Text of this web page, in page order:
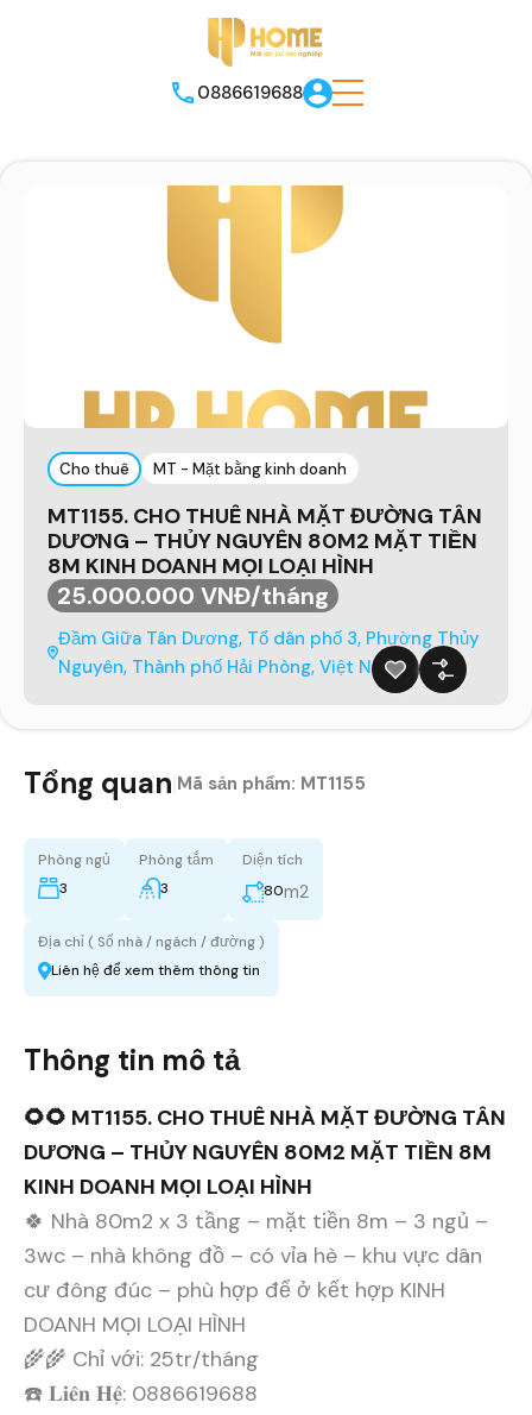
0886619688
Cho thuê MT - Mặt bằng kinh doanh
MT1155. CHO THUÊ NHÀ MẶT ĐƯỜNG TÂN
DƯƠNG – THỦY NGUYÊN 80M2 MẶT TIỀN
8M KINH DOANH MỌI LOẠI HÌNH
25.000.000 VNĐ/tháng
Đầm Giữa Tân Dương, Tổ dân phố 3, Phường Thủy
Nguyên, Thành phố Hải Phòng, Việt Nam
Tổng quan Mã sản phẩm: MT1155
Phòng ngủ
3
Phòng tắm
3
Diện tích
80m2
Địa chỉ ( Số nhà / ngách / đường )
Liên hệ để xem thêm thông tin
Thông tin mô tả
🌻🌻 MT1155. CHO THUÊ NHÀ MẶT ĐƯỜNG TÂN
DƯƠNG – THỦY NGUYÊN 80M2 MẶT TIỀN 8M
KINH DOANH MỌI LOẠI HÌNH
🍀 Nhà 80m2 x 3 tầng – mặt tiền 8m – 3 ngủ –
3wc – nhà không đồ – có vỉa hè – khu vực dân
cư đông đúc – phù hợp để ở kết hợp KINH
DOANH MỌI LOẠI HÌNH
🌾🌾 Chỉ với: 25tr/tháng
☎️ 𝐋𝐢𝐞̂𝐧 𝐇𝐞̣̂: 0886619688